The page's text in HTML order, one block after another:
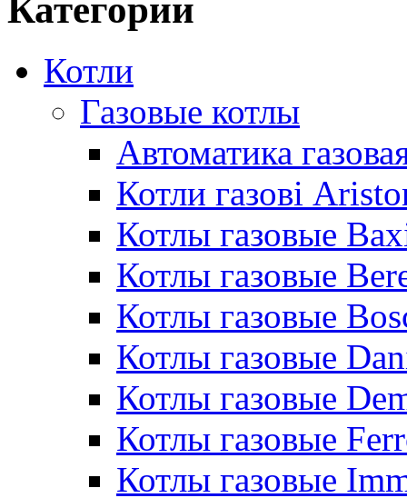
Категории
Котли
Газовые котлы
Автоматика
Котли газові
Котлы газовые
Котлы газовые
Котлы газовые
Котлы газовые
Котлы газовые
Котлы газовые
Котлы газовые